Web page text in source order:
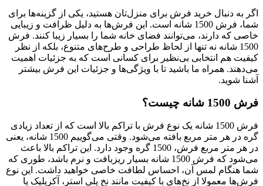
اگر به دنبال خرید فرش برای منزل‌تان هستید، یکی از گزینه‌ها برای
شما، فرش 1500 شانه است. این فرش‌ها به دلیل ظرافت و زیبایی
خاصی که دارند، می‌توانند فضای خانه شما را بسیار زیبا کنند. فرش
1500 شانه نه تنها از لحاظ طراحی و طرح‌های متنوع، بلکه از نظر
کیفیت هم انتخابی بی‌نظیر برای کسانی است که به جزئیات اهمیت
می‌دهند. همراه ما باشید تا با ویژگی‌ها و جزئیات این فرش بیشتر
آشنا شوید.
فرش 1500 شانه چیست؟
فرش 1500 شانه یک نوع فرش با تراکم بالا است که از تعداد زیادی
گره در هر متر مربع بافته می‌شود. وقتی می‌گوییم 1500 شانه، یعنی
در هر متر مربع فرش، 1500 گره وجود دارد. این تراکم بالا باعث
می‌شود که فرش 1500 شانه بسیار ریزبافت و نرم باشد، طوری که
شما هنگام لمس آن، احساس لطافت خاصی خواهید داشت. این نوع
فرش‌ها معمولا از نخ‌های با کیفیت مانند نخ پلی استر، آکریلیک یا